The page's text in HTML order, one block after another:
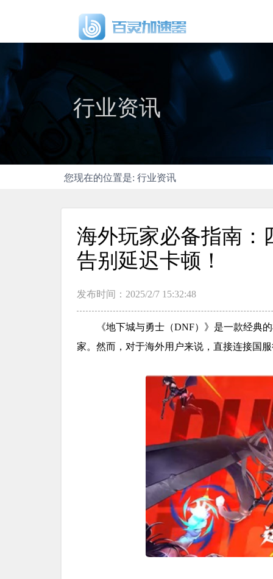
行业资讯
您现在的位置是: 行业资讯
海外玩家必备指南：
告别延迟卡顿！
发布时间：2025/2/7 15:32:48
《地下城与勇士（DNF）》是一款经典
家。然而，对于海外用户来说，直接连接国